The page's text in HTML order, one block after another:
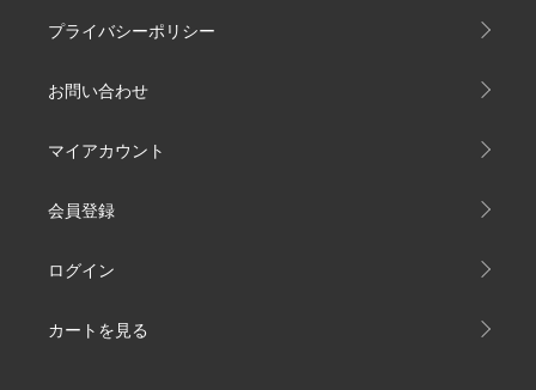
プライバシーポリシー
お問い合わせ
マイアカウント
会員登録
ログイン
カートを見る